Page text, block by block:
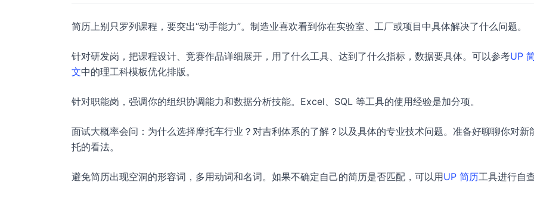
简历上别只罗列课程，要突出“动手能力”。制造业喜欢看到你在实验室、工厂或项目中具体解决了什么问题。
针对研发岗，把课程设计、竞赛作品详细展开，用了什么工具、达到了什么指标，数据要具体。可以参考UP
文中的理工科模板优化排版。
针对职能岗，强调你的组织协调能力和数据分析技能。Excel、SQL 等工具的使用经验是加分项。
面试大概率会问：为什么选择摩托车行业？对吉利体系的了解？以及具体的专业技术问题。准备好聊聊你对新
托的看法。
避免简历出现空洞的形容词，多用动词和名词。如果不确定自己的简历是否匹配，可以用UP 简历工具进行自查